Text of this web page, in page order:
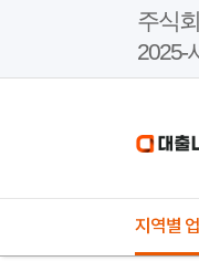
주식
2025-
지역별